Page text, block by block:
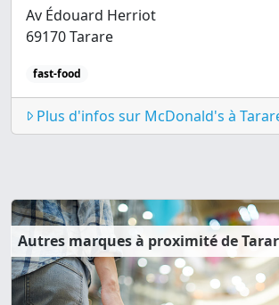
Av Édouard Herriot
69170 Tarare
fast-food
Plus d'infos sur McDonald's à
Autres marques à proximité de